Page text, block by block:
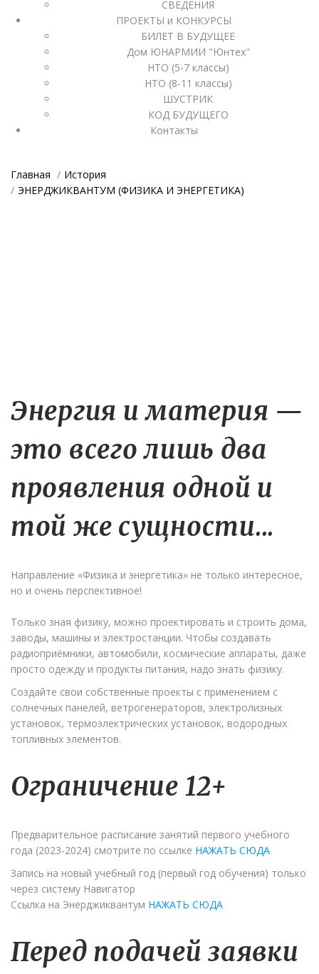
СВЕДЕНИЯ
ПРОЕКТЫ и КОНКУРСЫ
БИЛЕТ В БУДУЩЕЕ
Дом ЮНАРМИИ "Юнтех"
НТО (5-7 классы)
НТО (8-11 классы)
ШУСТРИК
КОД БУДУЩЕГО
Контакты
Главная
История
ЭНЕРДЖИКВАНТУМ (ФИЗИКА И ЭНЕРГЕТИКА)
Энергия и материя —
это всего лишь два
проявления одной и
той же сущности...
Направление «Физика и энергетика» не только интересное,
но и очень перспективное!
Только зная физику, можно проектировать и строить дома,
заводы, машины и электростанции. Чтобы создавать
радиоприёмники, автомобили, космические аппараты, даже
просто одежду и продукты питания, надо знать физику.
Создайте свои собственные проекты с применением с
солнечных панелей, ветрогенераторов, электролизных
установок, термоэлектрических установок, водородных
топливных элементов.
Ограничение 12+
Предварительное расписание занятий первого учебного
года (2023-2024) смотрите по ссылке НАЖАТЬ СЮДА
Запись на новый учебный год (первый год обучения) только
через систему Навигатор
Ссылка на Энерджиквантум НАЖАТЬ СЮДА
Перед подачей заявки